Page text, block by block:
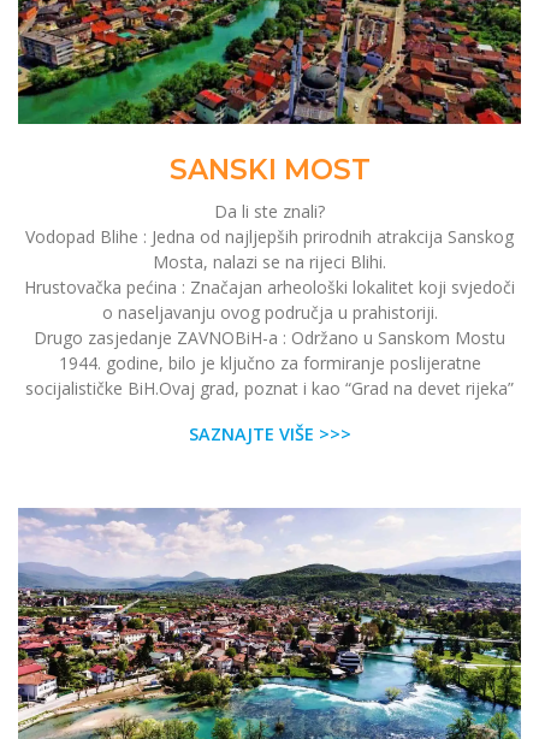
SANSKI MOST
Da li ste znali?
Vodopad Blihe : Jedna od najljepših prirodnih atrakcija Sanskog
Mosta, nalazi se na rijeci Blihi.
Hrustovačka pećina : Značajan arheološki lokalitet koji svjedoči
o naseljavanju ovog područja u prahistoriji.
Drugo zasjedanje ZAVNOBiH-a : Održano u Sanskom Mostu
1944. godine, bilo je ključno za formiranje poslijeratne
socijalističke BiH.Ovaj grad, poznat i kao “Grad na devet rijeka”
SAZNAJTE VIŠE >>>